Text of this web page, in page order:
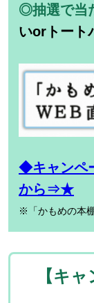
◎抽選で当
いorトート
◆キャンペ
から⇒★
※「かもめの本
【キ